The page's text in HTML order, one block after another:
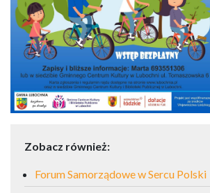
Zobacz również:
Forum Samorządowe w Sercu Polski